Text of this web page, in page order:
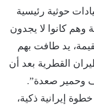
حوثية رئيسية
وهم كانوا لا يجدون
يد طافت بهم
القطرية بعد أن
وحمير صعدة”.
خطوة إيرانية ذكية،